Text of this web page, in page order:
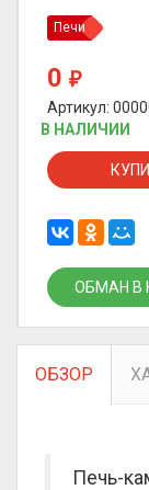
Печи
0 ₽
Артикул:
В НАЛИЧИИ
ОБМАН В
ОБЗОР
Печь-